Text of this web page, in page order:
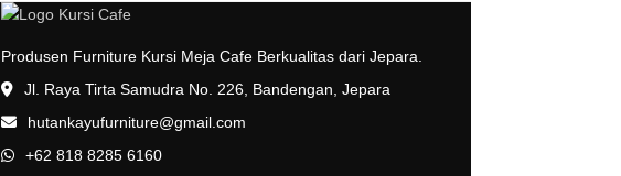
Produsen Furniture Kursi Meja Cafe Berkualitas dari Jepara.
Jl. Raya Tirta Samudra No. 226, Bandengan, Jepara
hutankayufurniture@gmail.com
+62 818 8285 6160